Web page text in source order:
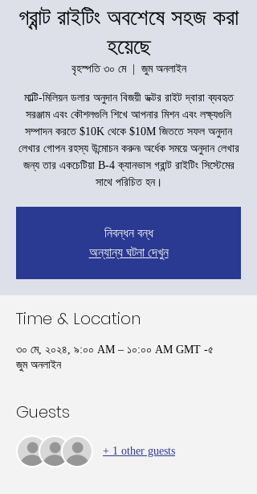
গ্রান্ট রাইটিং অবশেষে সহজ করা
হয়েছে
বৃহস্পতি ৩০ মে
  |
জুম অনলাইন
মাল্টি-মিলিয়ন ডলার অনুদান বিজয়ী ডক্টর রাইট দ্বারা ব্যবহৃত
সরঞ্জাম এবং কৌশলগুলি শিখে আপনার মিশন এবং লক্ষ্যগুলি
সম্পাদন করতে $10K থেকে $10M জিততে সফল অনুদান
লেখার গোপন রহস্য উন্মোচন করুন৷ অর্ধেক সময়ে অনুদান লেখার
জন্য তার একচেটিয়া B-4 ক্যানভাস গ্রান্ট রাইটিং সিস্টেমের
সাথে পরিচিত হন।
নিবন্ধন বন্ধ
অন্যান্য ঘটনা দেখুন
Time & Location
৩০ মে, ২০২৪, ৯:০০ AM – ১০:০০ AM GMT -৫
জুম অনলাইন
Guests
+ 1 other guests